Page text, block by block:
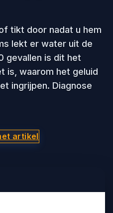
tikt door nadat u hem
lekt er water uit de
gevallen is dit het
is, waarom het geluid
ingrijpen. Diagnose
artikel